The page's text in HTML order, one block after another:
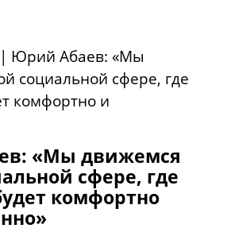
«Мы движемся
сфере, где
комфортно